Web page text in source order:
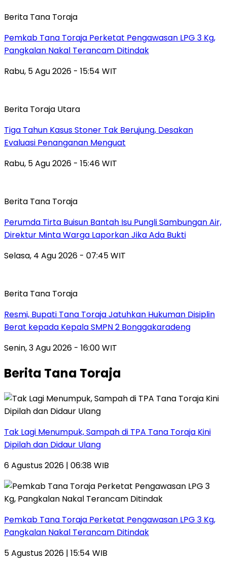
Berita Tana Toraja
Pemkab Tana Toraja Perketat Pengawasan LPG 3 Kg,
Pangkalan Nakal Terancam Ditindak
Rabu, 5 Agu 2026 - 15:54 WIT
Berita Toraja Utara
Tiga Tahun Kasus Stoner Tak Berujung, Desakan
Evaluasi Penanganan Menguat
Rabu, 5 Agu 2026 - 15:46 WIT
Berita Tana Toraja
Perumda Tirta Buisun Bantah Isu Pungli Sambungan Air,
Direktur Minta Warga Laporkan Jika Ada Bukti
Selasa, 4 Agu 2026 - 07:45 WIT
Berita Tana Toraja
Resmi, Bupati Tana Toraja Jatuhkan Hukuman Disiplin
Berat kepada Kepala SMPN 2 Bonggakaradeng
Senin, 3 Agu 2026 - 16:00 WIT
Berita Tana Toraja
Tak Lagi Menumpuk, Sampah di TPA Tana Toraja Kini
Dipilah dan Didaur Ulang
6 Agustus 2026 | 06:38 WIB
Pemkab Tana Toraja Perketat Pengawasan LPG 3 Kg,
Pangkalan Nakal Terancam Ditindak
5 Agustus 2026 | 15:54 WIB